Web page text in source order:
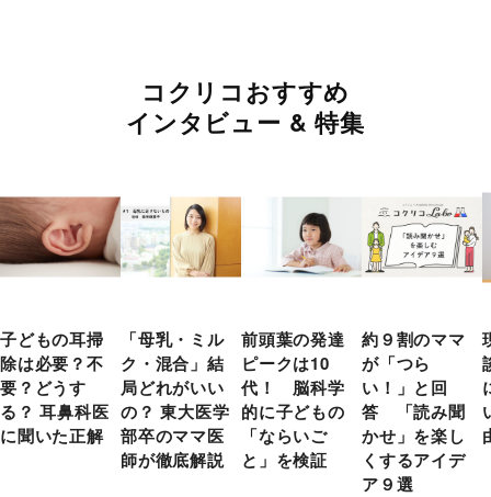
コクリコおすすめ
インタビュー & 特集
子どもの耳掃
除は必要？不
要？どうす
る？ 耳鼻科医
に聞いた正解
「母乳・ミル
ク・混合」結
局どれがいい
の？ 東大医学
部卒のママ医
師が徹底解説
前頭葉の発達
ピークは10
代！ 脳科学
的に子どもの
「ならいご
と」を検証
約９割のママ
が「つら
い！」と回
答 「読み聞
かせ」を楽し
くするアイデ
ア９選